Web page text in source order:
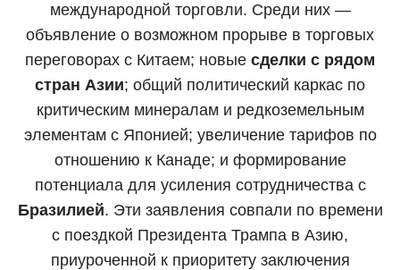
международной торговли. Среди них —
объявление о возможном прорыве в торговых
переговорах с Китаем; новые сделки с рядом
стран Азии; общий политический каркас по
критическим минералам и редкоземельным
элементам с Японией; увеличение тарифов по
отношению к Канаде; и формирование
потенциала для усиления сотрудничества с
Бразилией. Эти заявления совпали по времени
с поездкой Президента Трампа в Азию,
приуроченной к приоритету заключения